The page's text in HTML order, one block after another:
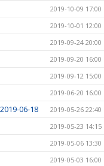
2019-10-09 17:00
2019-10-01 12:00
2019-09-24 20:00
2019-09-20 16:00
2019-09-12 15:00
2019-06-20 16:00
06-18 2019-05-26 22:40
2019-05-23 14:15
2019-05-06 13:30
2019-05-03 16:00